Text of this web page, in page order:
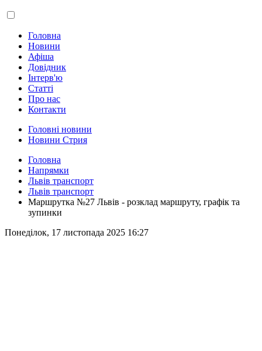
Головна
Новини
Афіша
Довідник
Інтерв'ю
Статті
Про нас
Контакти
Головні новини
Новини Стрия
Головна
Напрямки
Львів транспорт
Львів транспорт
Маршрутка №27 Львів - розклад маршруту, графік та
зупинки
Понеділок, 17 листопада 2025 16:27